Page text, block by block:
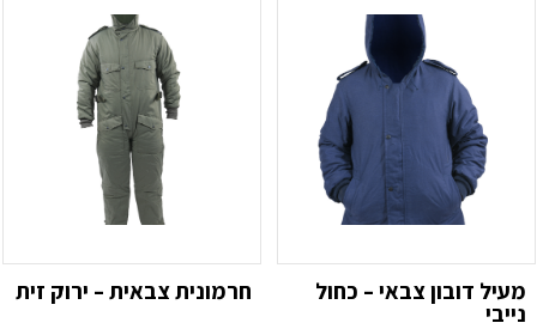
מעיל דובון צבאי – כחול
נייבי
חרמונית צבאית – ירוק זית